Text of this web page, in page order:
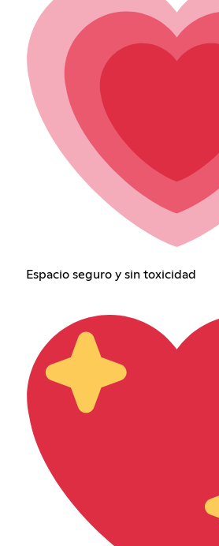
Espacio seguro y sin toxicidad